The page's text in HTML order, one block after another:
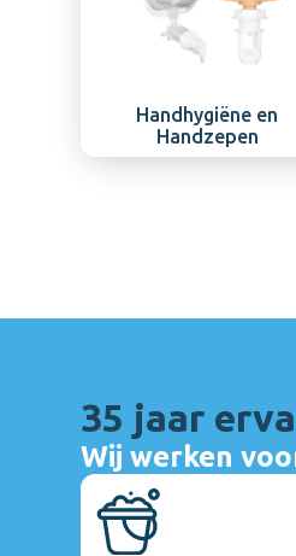
Handhygiëne en
Handzepen
35 jaar
Wij werken